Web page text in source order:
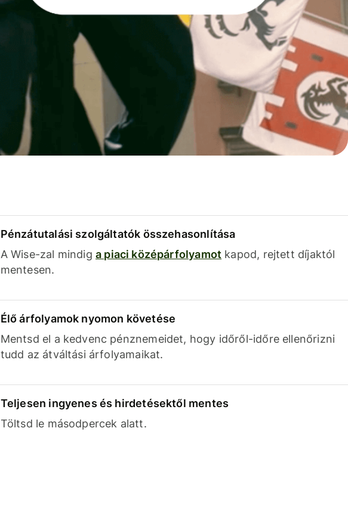
Pénzátutalási szolgáltatók összehasonlítása
A Wise-zal mindig a piaci középárfolyamot kapod, rejtett díjaktól
mentesen.
Élő árfolyamok nyomon követése
Mentsd el a kedvenc pénznemeidet, hogy időről-időre ellenőrizni
tudd az átváltási árfolyamaikat.
Teljesen ingyenes és hirdetésektől mentes
Töltsd le másodpercek alatt.